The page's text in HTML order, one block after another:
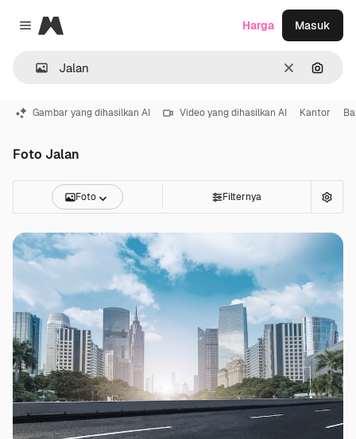
Close menu
Magnific
Jernih
Harga Masuk
Gambar yang dihasilkan AI Video yang dihasilkan AI Kantor
Foto Jalan
Foto Filternya